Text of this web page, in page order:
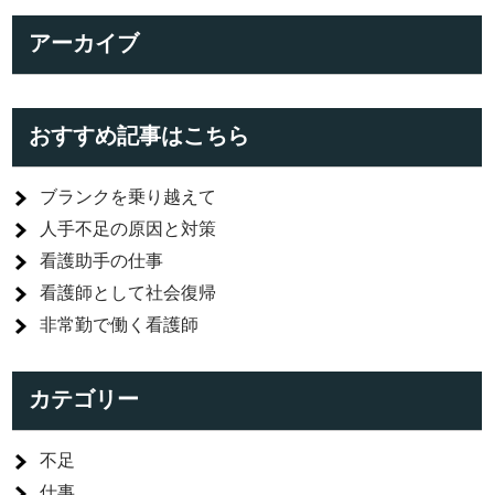
アーカイブ
おすすめ記事はこちら
ブランクを乗り越えて
人手不足の原因と対策
看護助手の仕事
看護師として社会復帰
非常勤で働く看護師
カテゴリー
不足